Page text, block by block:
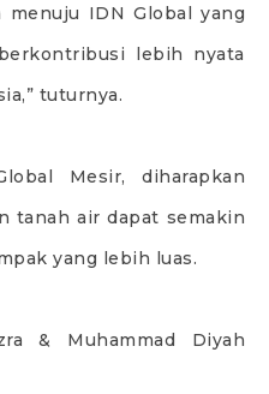
menuju IDN Global yang
lebih nyata
tuturnya.
Mesir, diharapkan
tanah air dapat semakin
yang lebih luas.
& Muhammad Diyah